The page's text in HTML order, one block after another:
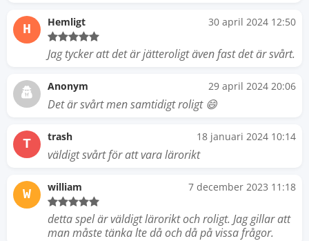
H Hemligt 30 april 2024 12:50
Jag tycker att det är jätteroligt även fast det är svårt.
Anonym 29 april 2024 20:06
Det är svårt men samtidigt roligt 😄
T trash 18 januari 2024 10:14
väldigt svårt för att vara lärorikt
W william 7 december 2023 11:18
detta spel är väldigt lärorikt och roligt. Jag gillar att
man måste tänka lte då och då på vissa frågor.